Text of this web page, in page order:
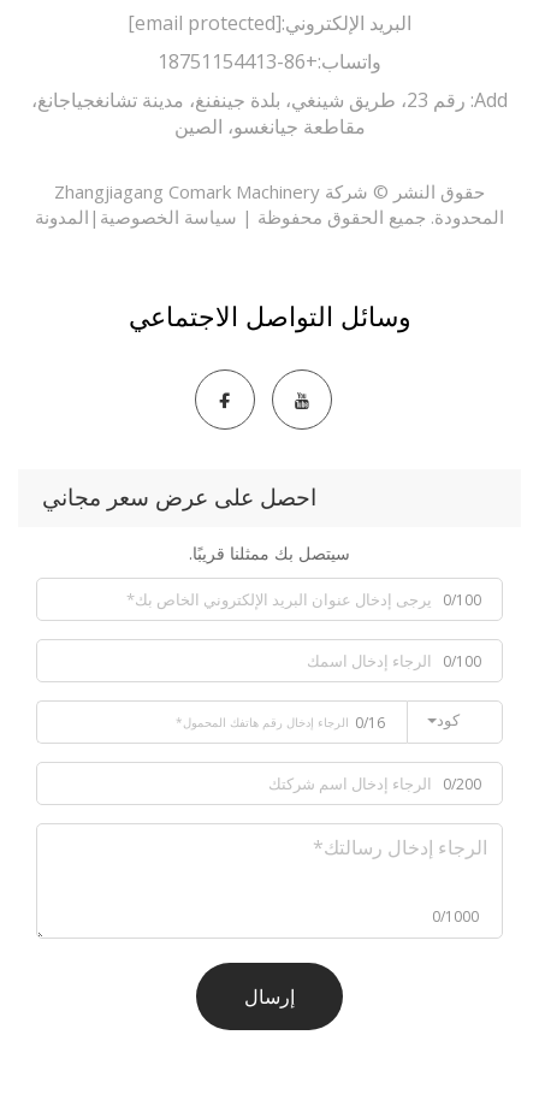
البريد الإلكتروني:[email protected]
واتساب:+86-18751154413
Add: رقم 23، طريق شينغي، بلدة جينفنغ، مدينة تشانغجياجانغ،
مقاطعة جيانغسو، الصين
حقوق النشر © شركة Zhangjiagang Comark Machinery
جميع الحقوق محفوظة |سياسة الخصوصية|المدونة
وسائل التواصل الاجتماعي
احصل على عرض سعر مجاني
سيتصل بك ممثلنا قريبًا.
0/16
إرسال